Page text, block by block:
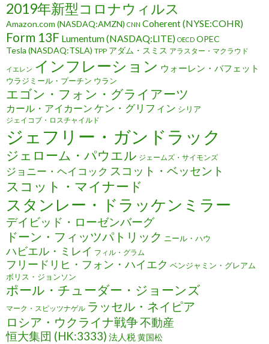
2019年新型コロナウィルス
Amazon.com (NASDAQ:AMZN) CNN Coherent (NYSE:COHR)
Form 13F Lumentum (NASDAQ:LITE) OECD OPEC
Tesla (NASDAQ:TSLA) TPP アダム・スミス アラスター・マクラウド
イエレン インフレーション ウォーレン・バフェット
ウラジミール・プーチン ウラン
エゴン・フォン・グライアーツ
カール・アイカーン ケン・グリフィン シリア
ジェイコブ・ロスチャイルド
ジェフリー・ガンドラック
ジェローム・パウエル ジェームズ・サイモンズ
ジョニー・ヘイコック スコット・ベッセント
スコット・マイナード
スタンレー・ドラッケンミラー
デイビッド・ローゼンバーグ
ドーン・フィッツパトリック ニール・ハウ
ハビエル・ミレイ フィル・グラム
フリードリヒ・フォン・ハイエク ベンジャミン・グレアム
ボリス・ジョンソン
ポール・チューダー・ジョーンズ
マーク・スピッツナゲル ラッセル・ネイピア
ロシア・ウクライナ戦争不動産
恒大集団 (HK:3333) 法人税黄国松